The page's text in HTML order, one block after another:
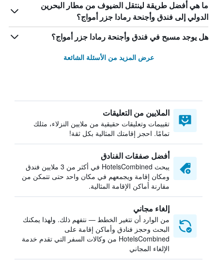
ما هي أفضل طريقة لينتقل الضيوف من مطار البحرين
الدولي إلى فندق وأجنحة رمادا جزر أمواج؟
هل يوجد مسبح في فندق وأجنحة رمادا جزر أمواج؟
عرض المزيد من الأسئلة الشائعة
الملايين من التعليقات
تقييمات وتعليقات حقيقية من ملايين النزلاء، مثلك
تمامًا. احجز إقامتك المثالية بكل ثقة!
أفضل صفقات الفنادق
يبحث HotelsCombined في أكثر من 3 ملايين فندق
ومكان إقامة ويجمعهم في مكان واحد حتى تتمكن من
مقارنة أماكن الإقامة المثالية.
إلغاء مجاني
من الوارد أن تتغير الخطط — نتفهم ذلك. ولهذا يمكنك
البحث وحجز فنادق وأماكن إقامة على
HotelsCombined من وكالات السفر التي تقدم خدمة
الإلغاء المجاني